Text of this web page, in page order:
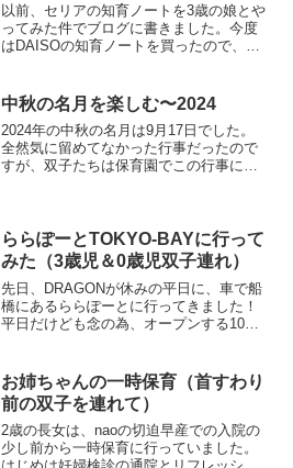
以前、セリアの知育ノートを3歳の娘とや
ってみた件でブログに書きました。今度
はDAISOの知育ノートを買ったので、そ
緒にやります。でも、平日はそんな余裕
はないので週末に...
中秋の名月を楽しむ〜2024
2024年の中秋の名月は9月17日でした。
全然気に留めてなかった行事だったので
すが、双子たちは保育園でこの行事につ
たそうです。帰り道...
ららぽーとTOKYO-BAYに行って
みた（3歳児＆0歳児双子連れ）
先日、DRAGONが休みの平日に、車で船
橋にあるららぽーとに行ってきました！
平日だけども念の為、オープンする10時
ぁでもいつものように予定より遅くな
り、9:45頃に出発...
お姉ちゃんの一時保育（首すわり
前の双子を連れて）
2歳の長女は、naoの切迫早産での入院の
少し前から一時保育に行っていました。